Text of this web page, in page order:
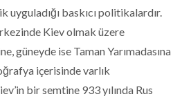
uyguladığı baskıcı politikalardır.
Kiev olmak üzere
güneyde ise Taman Yarımadasına
içerisinde varlık
bir semtine 933 yılında Rus